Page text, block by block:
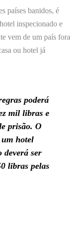
países banidos, é
inspecionado e
vem de um país fora
ou hotel já
poderá
mil libras e
prisão. O
hotel
deverá ser
libras pelas